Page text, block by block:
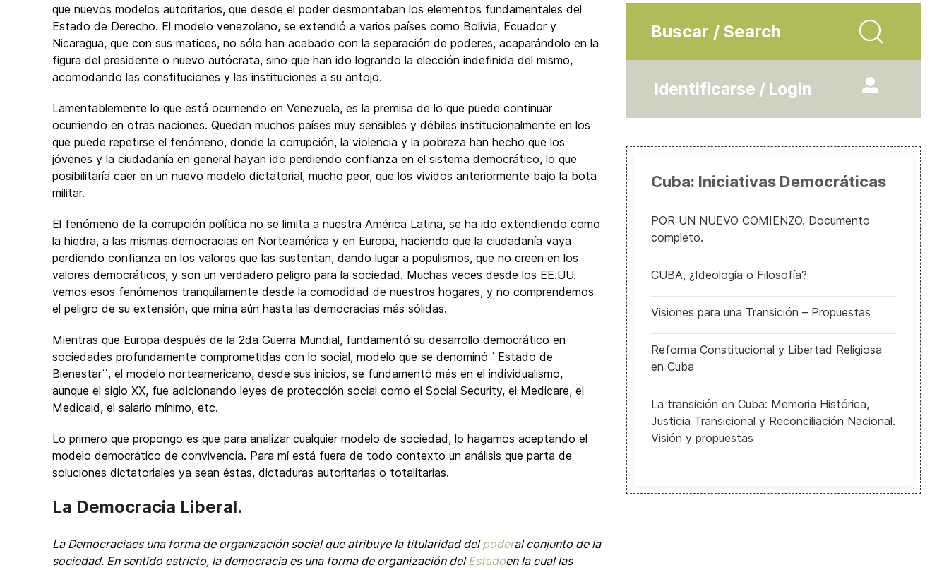
que nuevos modelos autoritarios, que desde el poder desmontaban los elementos fundamentales del
Estado de Derecho. El modelo venezolano, se extendió a varios países como Bolivia, Ecuador y
Nicaragua, que con sus matices, no sólo han acabado con la separación de poderes, acaparándolo en la
figura del presidente o nuevo autócrata, sino que han ido logrando la elección indefinida del mismo,
acomodando las constituciones y las instituciones a su antojo.
Lamentablemente lo que está ocurriendo en Venezuela, es la premisa de lo que puede continuar
ocurriendo en otras naciones. Quedan muchos países muy sensibles y débiles institucionalmente en los
que puede repetirse el fenómeno, donde la corrupción, la violencia y la pobreza han hecho que los
jóvenes y la ciudadanía en general hayan ido perdiendo confianza en el sistema democrático, lo que
posibilitaría caer en un nuevo modelo dictatorial, mucho peor, que los vividos anteriormente bajo la bota
militar.
El fenómeno de la corrupción política no se limita a nuestra América Latina, se ha ido extendiendo como
la hiedra, a las mismas democracias en Norteamérica y en Europa, haciendo que la ciudadanía vaya
perdiendo confianza en los valores que las sustentan, dando lugar a populismos, que no creen en los
valores democráticos, y son un verdadero peligro para la sociedad. Muchas veces desde los EE.UU.
vemos esos fenómenos tranquilamente desde la comodidad de nuestros hogares, y no comprendemos
el peligro de su extensión, que mina aún hasta las democracias más sólidas.
Mientras que Europa después de la 2da Guerra Mundial, fundamentó su desarrollo democrático en
sociedades profundamente comprometidas con lo social, modelo que se denominó ¨Estado de
Bienestar¨, el modelo norteamericano, desde sus inicios, se fundamentó más en el individualismo,
aunque el siglo XX, fue adicionando leyes de protección social como el Social Security, el Medicare, el
Medicaid, el salario mínimo, etc.
Lo primero que propongo es que para analizar cualquier modelo de sociedad, lo hagamos aceptando el
modelo democrático de convivencia. Para mí está fuera de todo contexto un análisis que parta de
soluciones dictatoriales ya sean éstas, dictaduras autoritarias o totalitarias.
La Democracia Liberal.
La Democraciaes una forma de organización social que atribuye la titularidad delpoderal conjunto de la
sociedad. En sentido estricto, la democracia es una forma de organización delEstadoen la cual las
Buscar / Search
Identificarse / Login
Cuba: Iniciativas Democráticas
POR UN NUEVO COMIENZO. Documento
completo.
CUBA, ¿Ideología o Filosofía?
Visiones para una Transición – Propuestas
Reforma Constitucional y Libertad Religiosa
en Cuba
La transición en Cuba: Memoria Histórica,
Justicia Transicional y Reconciliación Nacional.
Visión y propuestas